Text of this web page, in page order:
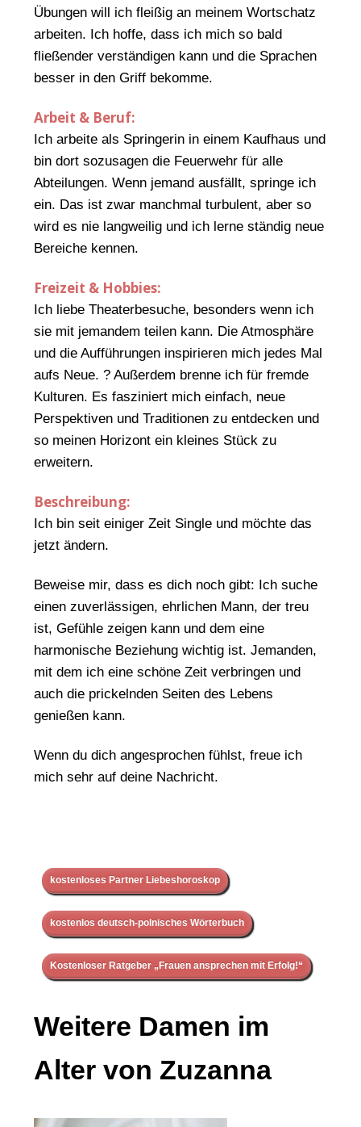
Übungen will ich fleißig an meinem Wortschatz
arbeiten. Ich hoffe, dass ich mich so bald
fließender verständigen kann und die Sprachen
besser in den Griff bekomme.
Arbeit & Beruf:
Ich arbeite als Springerin in einem Kaufhaus und
bin dort sozusagen die Feuerwehr für alle
Abteilungen. Wenn jemand ausfällt, springe ich
ein. Das ist zwar manchmal turbulent, aber so
wird es nie langweilig und ich lerne ständig neue
Bereiche kennen.
Freizeit & Hobbies:
Ich liebe Theaterbesuche, besonders wenn ich
sie mit jemandem teilen kann. Die Atmosphäre
und die Aufführungen inspirieren mich jedes Mal
aufs Neue. ? Außerdem brenne ich für fremde
Kulturen. Es fasziniert mich einfach, neue
Perspektiven und Traditionen zu entdecken und
so meinen Horizont ein kleines Stück zu
erweitern.
Beschreibung:
Ich bin seit einiger Zeit Single und möchte das
jetzt ändern.
Beweise mir, dass es dich noch gibt: Ich suche
einen zuverlässigen, ehrlichen Mann, der treu
ist, Gefühle zeigen kann und dem eine
harmonische Beziehung wichtig ist. Jemanden,
mit dem ich eine schöne Zeit verbringen und
auch die prickelnden Seiten des Lebens
genießen kann.
Wenn du dich angesprochen fühlst, freue ich
mich sehr auf deine Nachricht.
kostenloses Partner Liebeshoroskop
kostenlos deutsch-polnisches Wörterbuch
Kostenloser Ratgeber „Frauen ansprechen mit Erfolg!“
Weitere Damen im
Alter von Zuzanna